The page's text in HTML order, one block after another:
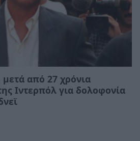
από 27 χρόνια
Ιντερπόλ για δολοφονία